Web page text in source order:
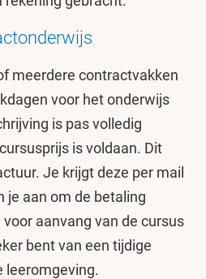
meerdere contractvakken
voor het onderwijs
is pas volledig
is voldaan. Dit
Je krijgt deze per mail
je aan om de betaling
aanvang van de cursus
bent van een tijdige
leeromgeving.